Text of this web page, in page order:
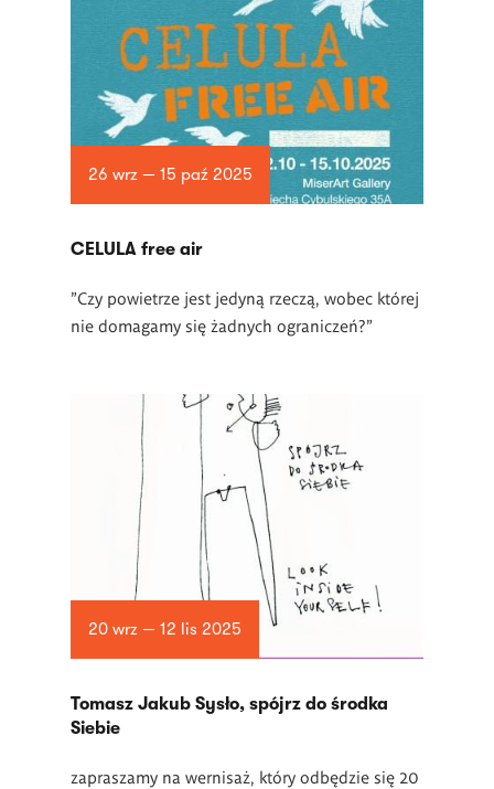
26 wrz — 15 paź 2025
CELULA free air
"Czy powietrze jest jedyną rzeczą, wobec której
nie domagamy się żadnych ograniczeń?"
20 wrz — 12 lis 2025
Tomasz Jakub Sysło, spójrz do środka
Siebie
zapraszamy na wernisaż, który odbędzie się 20